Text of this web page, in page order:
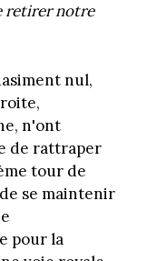
retirer notre
nul,
n'ont
de rattraper
tour de
se maintenir
pour la